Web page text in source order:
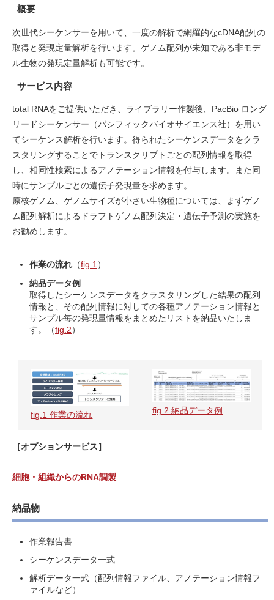
概要
次世代シーケンサーを用いて、一度の解析で網羅的なcDNA配列の
取得と発現定量解析を行います。ゲノム配列が未知である非モデ
ル生物の発現定量解析も可能です。
サービス内容
total RNAをご提供いただき、ライブラリー作製後、PacBio ロング
リードシーケンサー（パシフィックバイオサイエンス社）を用い
てシーケンス解析を行います。得られたシーケンスデータをクラ
スタリングすることでトランスクリプトごとの配列情報を取得
し、相同性検索によるアノテーション情報を付与します。また同
時にサンプルごとの遺伝子発現量を求めます。
原核ゲノム、ゲノムサイズが小さい生物種については、まずゲノ
ム配列解析によるドラフトゲノム配列決定・遺伝子予測の実施を
お勧めします。
作業の流れ （fig.1）
納品データ例
取得したシーケンスデータをクラスタリングした結果の配列
情報と、その配列情報に対しての各種アノテーション情報と
サンプル毎の発現量情報をまとめたリストを納品いたしま
す。（fig.2）
fig.1 作業の流れ fig.2 納品データ例
［オプションサービス］
細胞・組織からのRNA調製
納品物
作業報告書
シーケンスデータ一式
解析データ一式（配列情報ファイル、アノテーション情報フ
ァイルなど）